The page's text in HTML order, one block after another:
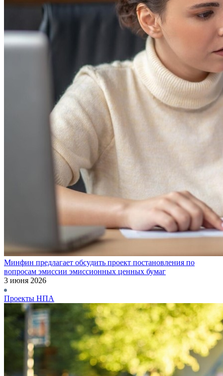
Минфин предлагает обсудить проект постановления по
вопросам эмиссии эмиссионных ценных бумаг
3 июня 2026
Проекты НПА